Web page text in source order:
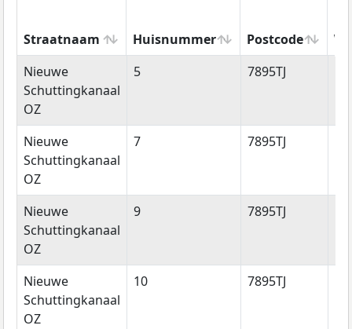
Straatnaam Huisnummer Postcode
Straatnaam
Huisnummer Postcode
Nieuwe
Schuttingkanaal
OZ
5 7895TJ
Nieuwe
Schuttingkanaal
OZ
7 7895TJ
Nieuwe
Schuttingkanaal
OZ
9 7895TJ
Nieuwe
Schuttingkanaal
OZ
10 7895TJ